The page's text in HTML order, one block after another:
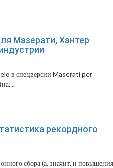
Мазерати, Хантер
в спецверсии Maserati per
рекордного
сбора (а, значит, и повышения